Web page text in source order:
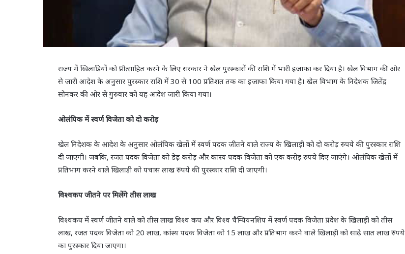
राज्य में खिलाड़ियों को प्रोत्साहित करने के लिए सरकार ने खेल पुरस्कारों की राशि में भारी इजाफा कर दिया है। खेल विभाग की ओर
से जारी आदेश के अनुसार पुरस्कार राशि में 30 से 100 प्रतिशत तक का इजाफा किया गया है। खेल विभाग के निदेशक जितेंद्र
सोनकर की ओर से गुरुवार को यह आदेश जारी किया गया।
ओलंपिक में स्वर्ण विजेता को दो करोड़
खेल निदेशक के आदेश के अनुसार ओलंपिक खेलों में स्वर्ण पदक जीतने वाले राज्य के खिलाड़ी को दो करोड़ रुपये की पुरस्कार राशि
दी जाएगी। जबकि, रजत पदक विजेता को डेढ़ करोड़ और कांस्य पदक विजेता को एक करोड़ रुपये दिए जाएंगे। ओलंपिक खेलों में
प्रतिभाग करने वाले खिलाड़ी को पचास लाख रुपये की पुरस्कार राशि दी जाएगी।
विश्वकप जीतने पर मिलेंगे तीस लाख
विश्वकप में स्वर्ण जीतने वाले को तीस लाख विश्व कप और विश्व चैम्पियनशिप में स्वर्ण पदक विजेता प्रदेश के खिलाड़ी को तीस
लाख, रजत पदक विजेता को 20 लाख, कांस्य पदक विजेता को 15 लाख और प्रतिभाग करने वाले खिलाड़ी को साढ़े सात लाख रुपये
का पुरस्कार दिया जाएगा।